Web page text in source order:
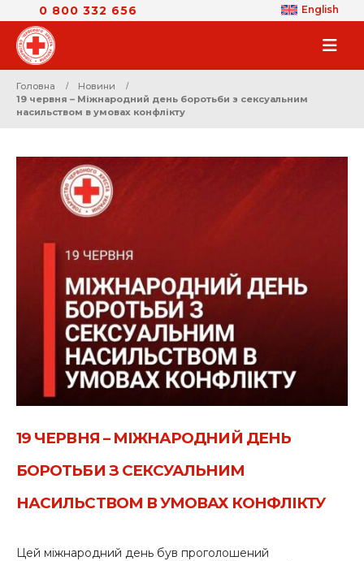
0 800 332 656 English
Головна
Новини
19 червня – Міжнародний день боротьби з сексуальним
насильством в умовах конфлікту
19 ЧЕРВНЯ – МІЖНАРОДНИЙ ДЕНЬ
БОРОТЬБИ З СЕКСУАЛЬНИМ
НАСИЛЬСТВОМ В УМОВАХ КОНФЛІКТУ
Цей міжнародний день був проголошений